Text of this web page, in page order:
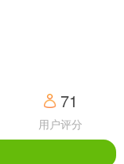
71
用户评分